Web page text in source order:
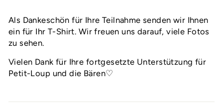
Als Dankeschön für Ihre Teilnahme senden wir Ihnen
ein für Ihr T-Shirt. Wir freuen uns darauf, viele Fotos
zu sehen.
Vielen Dank für Ihre fortgesetzte Unterstützung für
Petit-Loup und die Bären♡